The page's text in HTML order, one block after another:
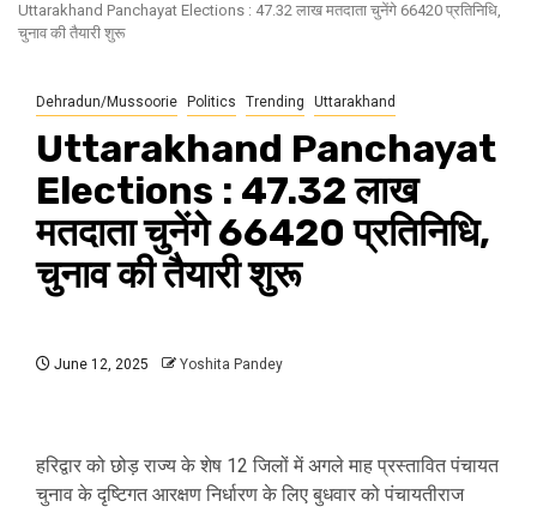
Uttarakhand Panchayat Elections : 47.32 लाख मतदाता चुनेंगे 66420 प्रतिनिधि,
चुनाव की तैयारी शुरू
Dehradun/Mussoorie Politics Trending Uttarakhand
Uttarakhand Panchayat
Elections : 47.32 लाख
मतदाता चुनेंगे 66420 प्रतिनिधि,
चुनाव की तैयारी शुरू
June 12, 2025 Yoshita Pandey
हरिद्वार को छोड़ राज्य के शेष 12 जिलों में अगले माह प्रस्तावित पंचायत
चुनाव के दृष्टिगत आरक्षण निर्धारण के लिए बुधवार को पंचायतीराज